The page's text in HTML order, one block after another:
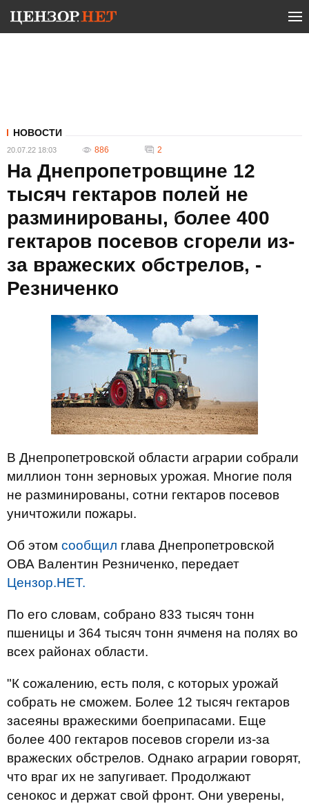
НОВОСТИ
20.07.22 18:03 886 2
На Днепропетровщине 12
тысяч гектаров полей не
разминированы, более 400
гектаров посевов сгорели из-
за вражеских обстрелов, -
Резниченко
В Днепропетровской области аграрии собрали
миллион тонн зерновых урожая. Многие поля
не разминированы, сотни гектаров посевов
уничтожили пожары.
Об этом сообщил глава Днепропетровской
ОВА Валентин Резниченко, передает
Цензор.НЕТ.
По его словам, собрано 833 тысяч тонн
пшеницы и 364 тысяч тонн ячменя на полях во
всех районах области.
"К сожалению, есть поля, с которых урожай
собрать не сможем. Более 12 тысяч гектаров
засеяны вражескими боеприпасами. Еще
более 400 гектаров посевов сгорели из-за
вражеских обстрелов. Однако аграрии говорят,
что враг их не запугивает. Продолжают
сенокос и держат свой фронт. Они уверены,